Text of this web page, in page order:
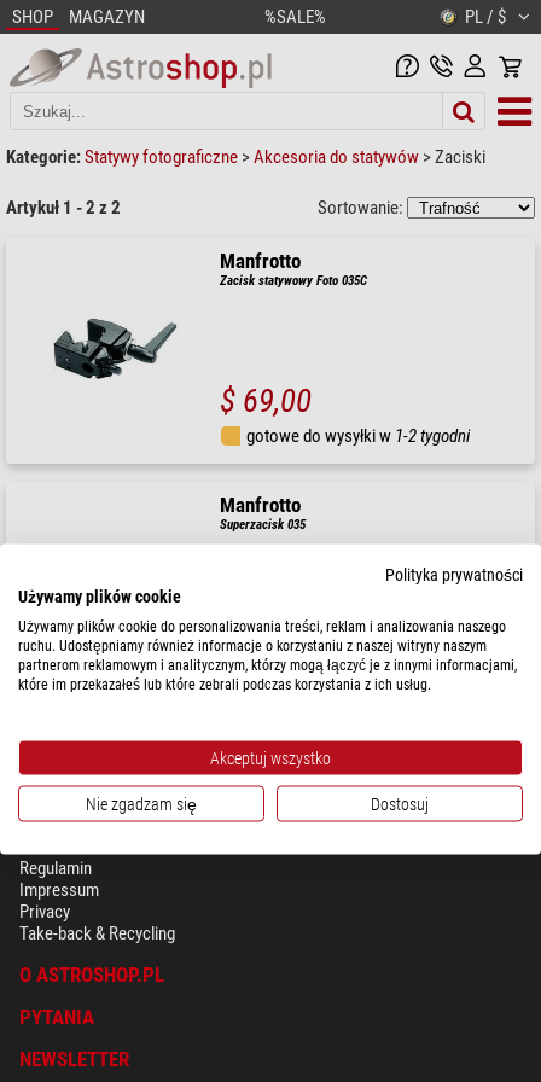
SHOP MAGAZYN %SALE% PL / $
Kategorie:Statywy fotograficzne >Akcesoria do statywów >Zaciski
Artykuł 1 - 2 z 2 Sortowanie:
Manfrotto
Zacisk statywowy Foto 035C
$ 69,00
gotowe do wysyłki w 1-2 tygodni
Manfrotto
Superzacisk 035
$ -0,10
gotowe do wysyłki w 1-2 tygodni
Regulamin
Impressum
Privacy
Take-back & Recycling
O ASTROSHOP.PL
PYTANIA
NEWSLETTER
Polityka prywatności
Używamy plików cookie
Używamy plików cookie do personalizowania treści, reklam i analizowania naszego
ruchu. Udostępniamy również informacje o korzystaniu z naszej witryny naszym
partnerom reklamowym i analitycznym, którzy mogą łączyć je z innymi informacjami,
które im przekazałeś lub które zebrali podczas korzystania z ich usług.
Akceptuj wszystko
Nie zgadzam się Dostosuj